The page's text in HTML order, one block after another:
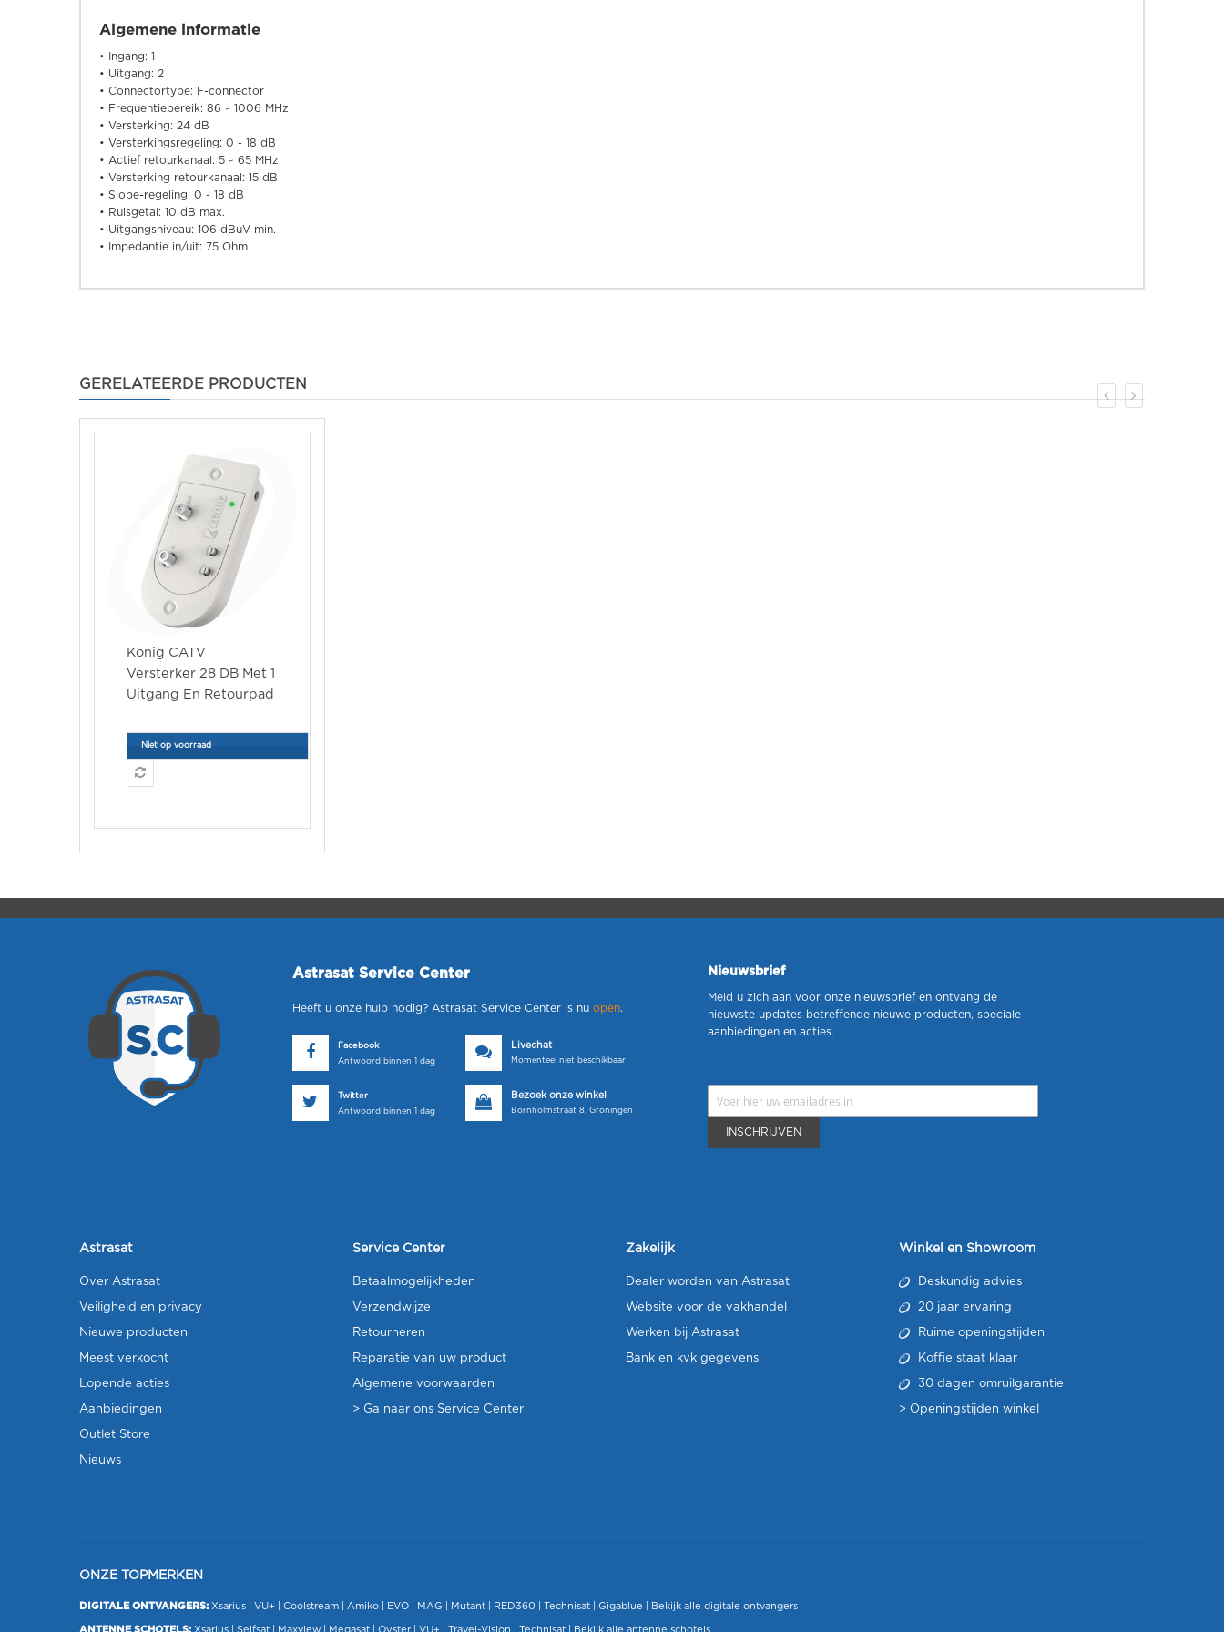
Algemene informatie
• Ingang: 1
• Uitgang: 2
• Connectortype: F-connector
• Frequentiebereik: 86 ~ 1006 MHz
• Versterking: 24 dB
• Versterkingsregeling: 0 - 18 dB
• Actief retourkanaal: 5 ~ 65 MHz
• Versterking retourkanaal: 15 dB
• Slope-regeling: 0 - 18 dB
• Ruisgetal: 10 dB max.
• Uitgangsniveau: 106 dBuV min.
• Impedantie in/uit: 75 Ohm
GERELATEERDE PRODUCTEN
Konig CATV
Versterker 28 DB Met 1
Uitgang En Retourpad
Niet op voorraad
Astrasat Service Center
Heeft u onze hulp nodig? Astrasat Service Center is nu open.
Facebook
Antwoord binnen 1 dag
Livechat
Momenteel niet beschikbaar
Twitter
Antwoord binnen 1 dag
Bezoek onze winkel
Bornholmstraat 8, Groningen
Nieuwsbrief
Meld u zich aan voor onze nieuwsbrief en ontvang de
nieuwste updates betreffende nieuwe producten, speciale
aanbiedingen en acties.
INSCHRIJVEN
Astrasat
Over Astrasat
Veiligheid en privacy
Nieuwe producten
Meest verkocht
Lopende acties
Aanbiedingen
Outlet Store
Nieuws
Service Center
Betaalmogelijkheden
Verzendwijze
Retourneren
Reparatie van uw product
Algemene voorwaarden
> Ga naar ons Service Center
Zakelijk
Dealer worden van Astrasat
Website voor de vakhandel
Werken bij Astrasat
Bank en kvk gegevens
Winkel en Showroom
Deskundig advies
20 jaar ervaring
Ruime openingstijden
Koffie staat klaar
30 dagen omruilgarantie
> Openingstijden winkel
ONZE TOPMERKEN
DIGITALE ONTVANGERS: Xsarius VU+ | Coolstream | Amiko EVO MAG Mutant | RED360 | Technisat Gigablue Bekijk alle digitale ontvangers
ANTENNE SCHOTELS: Xsarius Selfsat Maxview Megasat | Oyster | VU+ Travel-Vision Technisat Bekijk alle antenne schotels